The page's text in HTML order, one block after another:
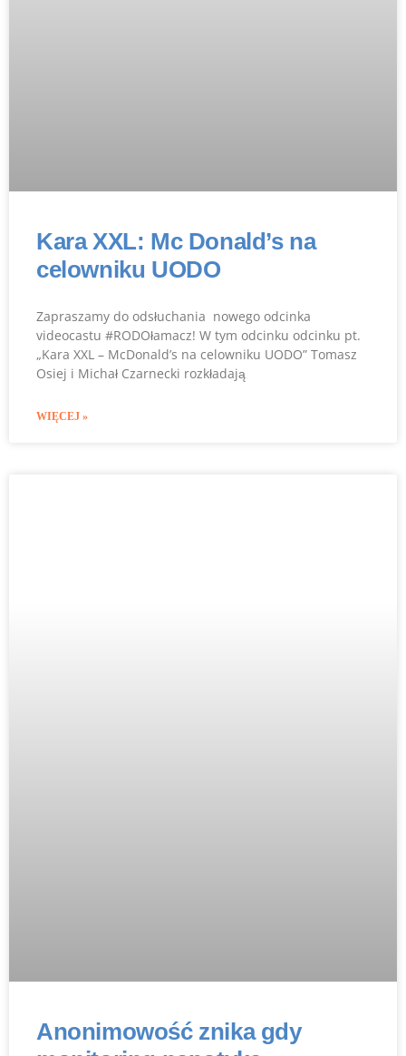
Kara XXL: Mc Donald’s na
celowniku UODO
Zapraszamy do odsłuchania nowego odcinka
videocastu #RODOłamacz! W tym odcinku odcinku pt.
„Kara XXL – McDonald’s na celowniku UODO” Tomasz
Osiej i Michał Czarnecki rozkładają
WIĘCEJ »
Anonimowość znika gdy